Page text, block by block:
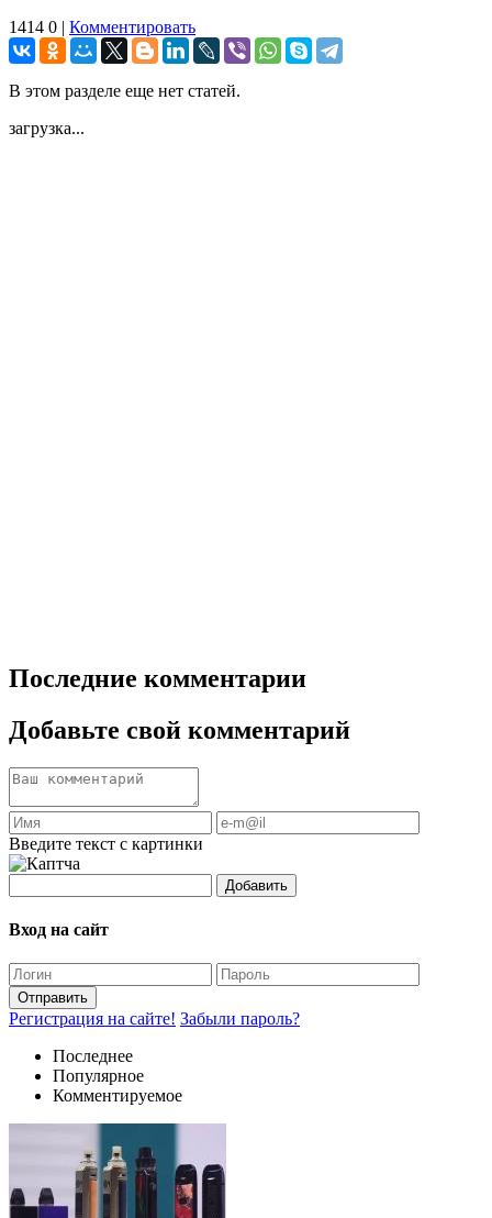
1414 0 | Комментировать
В этом разделе еще нет статей.
загрузка...
Последние комментарии
Добавьте свой комментарий
Введите текст с картинки
Добавить
Вход на сайт
Отправить
Регистрация на сайте! Забыли пароль?
Последнее
Популярное
Комментируемое